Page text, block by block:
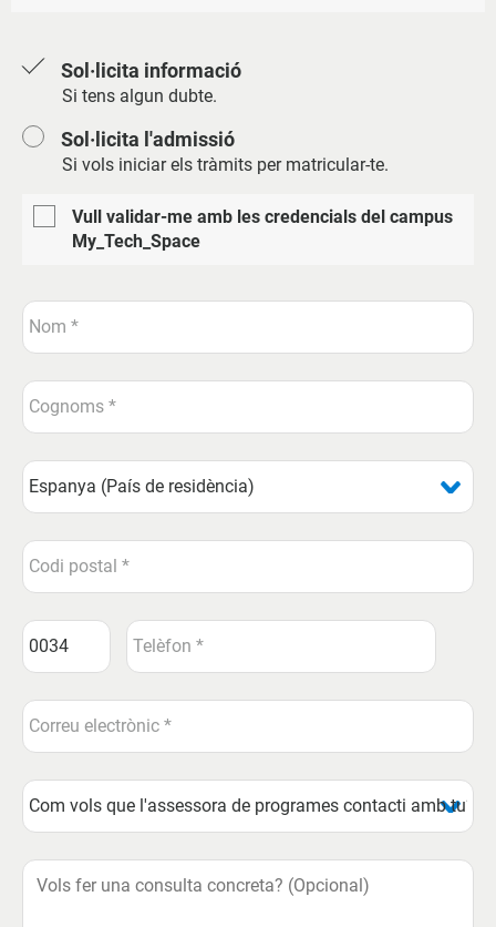
Sol·licita informació
Si tens algun dubte.
Sol·licita l'admissió
Si vols iniciar els tràmits per matricular-te.
Vull validar-me amb les credencials del campus
My_Tech_Space